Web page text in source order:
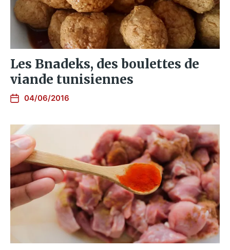
Les Bnadeks, des boulettes de
viande tunisiennes
04/06/2016